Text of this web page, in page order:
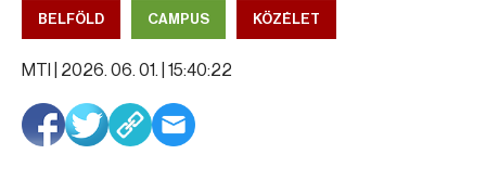
BELFÖLD CAMPUS KÖZÉLET
MTI | 2026. 06. 01. | 15:40:22